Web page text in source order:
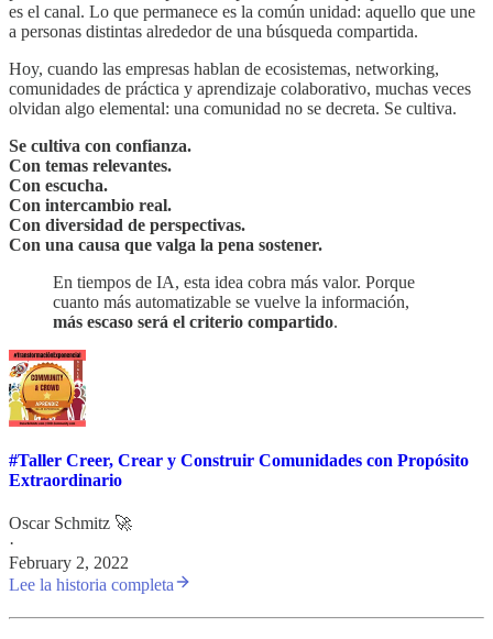
es el canal. Lo que permanece es la común unidad: aquello que une
a personas distintas alrededor de una búsqueda compartida.
Hoy, cuando las empresas hablan de ecosistemas, networking,
comunidades de práctica y aprendizaje colaborativo, muchas veces
olvidan algo elemental: una comunidad no se decreta. Se cultiva.
Se cultiva con confianza.
Con temas relevantes.
Con escucha.
Con intercambio real.
Con diversidad de perspectivas.
Con una causa que valga la pena sostener.
En tiempos de IA, esta idea cobra más valor. Porque
cuanto más automatizable se vuelve la información,
más escaso será el criterio compartido.
#Taller Creer, Crear y Construir Comunidades con Propósito
Extraordinario
Oscar Schmitz 🚀
·
February 2, 2022
Lee la historia completa